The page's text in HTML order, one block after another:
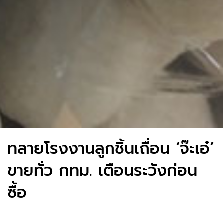
ทลายโรงงานลูกชิ้นเถื่อน ‘จ๊ะเอ๋’
ขายทั่ว กทม. เตือนระวังก่อน
ซื้อ